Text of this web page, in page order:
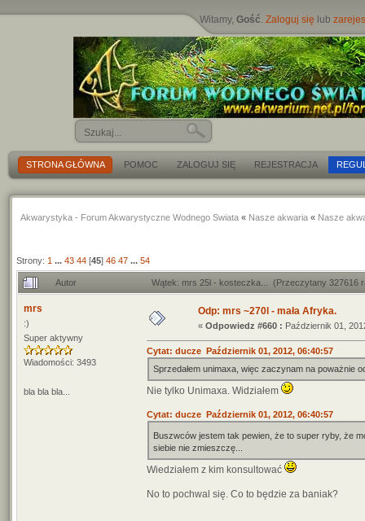
Witamy,Gość.Zaloguj się lub
STRONA GŁÓWNA POMOC ZALOGUJ SIĘ REJESTRACJA
Akwarystyka - Forum Akwarystyczne Wodnego Swiata « Nasze akwaria « Nasze
Strony: 1 ... 43 44 [45] 46 47 ... 54
Autor Wątek: mrs 25l - kosteczka... (Przeczytany 327616
mrs
:)
Super aktywny
Wiadomości: 3493
bla bla bla...
Odp: mrs ~270l - mała Afryka.
« Odpowiedz #660 : Październik 01,
Cytat: ducze Październik 01, 2012, 06:40:57
Sprzedałem unimaxa, więc zaczynam na poważnie
Nie tylko Unimaxa. Widziałem
Cytat: ducze Październik 01, 2012, 06:40:57
Buszwców jestem tak pewien, że to super ryby, że
siebie nie zmieszczę...
Wiedziałem z kim konsultować
No to pochwal się. Co to będzie za baniak?